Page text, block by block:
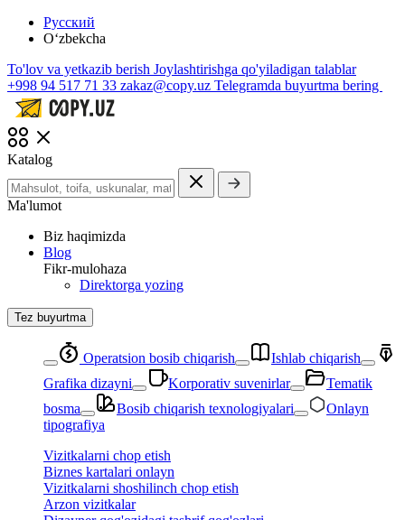
Русский
O‘zbekcha
To'lov va yetkazib berish Joylashtirishga qo'yiladigan talablar
+998 94 517 71 33 zakaz@copy.uz Telegramda buyurtma bering
Katalog
Ma'lumot
Biz haqimizda
Blog
Fikr-mulohaza
Direktorga yozing
Tez buyurtma
Operatsion bosib chiqarish
Ishlab chiqarish
Grafika dizayni
Korporativ suvenirlar
Tematik
bosma
Bosib chiqarish texnologiyalari
Onlayn
tipografiya
Vizitkalarni chop etish
Biznes kartalari onlayn
Vizitkalarni shoshilinch chop etish
Arzon vizitkalar